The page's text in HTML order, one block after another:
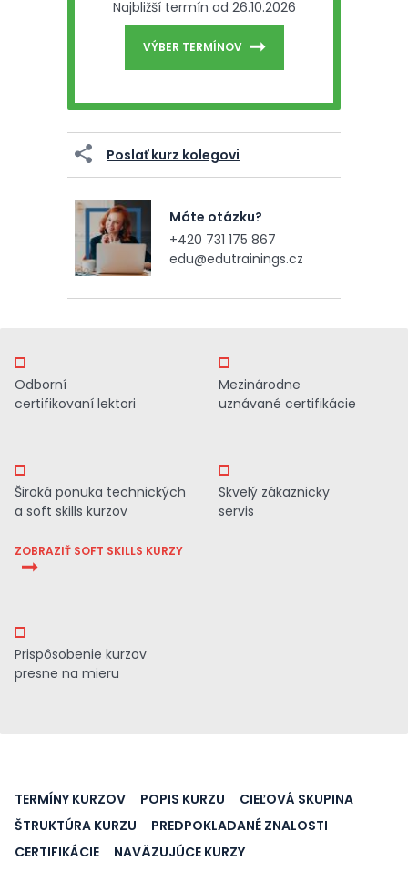
Najbližší termín od 26.10.2026
VÝBER TERMÍNOV
Poslať kurz kolegovi
Máte otázku?
+420 731 175 867
edu@edutrainings.cz
Odborní
certifikovaní lektori
Mezinárodne
uznávané certifikácie
Široká ponuka technických
a soft skills kurzov
ZOBRAZIŤ SOFT SKILLS KURZY
Skvelý zákaznicky
servis
Prispôsobenie kurzov
presne na mieru
TERMÍNY KURZOV POPIS KURZU
CIEĽOVÁ SKUPINA
ŠTRUKTÚRA KURZU
PREDPOKLADANÉ ZNALOSTI
CERTIFIKÁCIE
NAVÄZUJÚCE KURZY